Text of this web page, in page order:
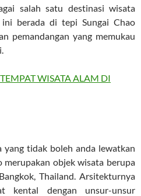
salah satu destinasi wisata
berada di tepi Sungai Chao
pemandangan yang memukau
WISATA ALAM DI
tidak boleh anda lewatkan
objek wisata berupa
Thailand. Arsitekturnya
kental dengan unsur-unsur